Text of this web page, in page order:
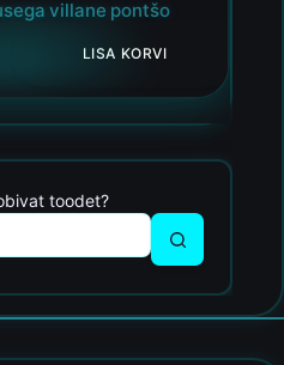
villane pontšo
LISA KORVI
toodet?